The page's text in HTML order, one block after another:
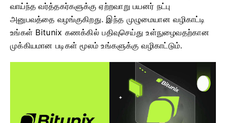
வாய்ந்த வர்த்தகர்களுக்கு ஏற்றவாறு பயனர் நட்பு
அனுபவத்தை வழங்குகிறது. இந்த முழுமையான வழிகாட்டி
உங்கள் Bitunix கணக்கில் பதிவுசெய்து உள்நுழைவதற்கான
முக்கியமான படிகள் மூலம் உங்களுக்கு வழிகாட்டும்.